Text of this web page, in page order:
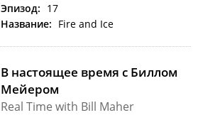
Эпизод: 17
Название: Fire and Ice
В настоящее время с Биллом
Мейером
Real Time with Bill Maher